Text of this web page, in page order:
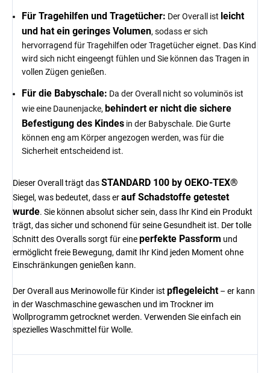
Für Tragehilfen und Tragetücher: Der Overall ist leicht
und hat ein geringes Volumen, sodass er sich
hervorragend für Tragehilfen oder Tragetücher eignet. Das Kind
wird sich nicht eingeengt fühlen und Sie können das Tragen in
vollen Zügen genießen.
Für die Babyschale: Da der Overall nicht so voluminös ist
wie eine Daunenjacke, behindert er nicht die sichere
Befestigung des Kindes in der Babyschale. Die Gurte
können eng am Körper angezogen werden, was für die
Sicherheit entscheidend ist.
Dieser Overall trägt dasSTANDARD 100 by OEKO-TEX®
Siegel, was bedeutet, dass erauf Schadstoffe getestet
wurde. Sie können absolut sicher sein, dass Ihr Kind ein Produkt
trägt, das sicher und schonend für seine Gesundheit ist. Der tolle
Schnitt des Overalls sorgt für eineperfekte Passform und
ermöglicht freie Bewegung, damit Ihr Kind jeden Moment ohne
Einschränkungen genießen kann.
Der Overall aus Merinowolle für Kinder ist pflegeleicht– er kann
in der Waschmaschine gewaschen und im Trockner im
Wollprogramm getrocknet werden. Verwenden Sie einfach ein
spezielles Waschmittel für Wolle.